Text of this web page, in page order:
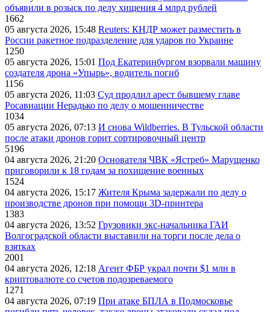
объявили в розыск по делу хищения 4 млрд рублей
1662
05 августа 2026, 15:48 Reuters: КНДР может разместить в
России ракетное подразделение для ударов по Украине
1250
05 августа 2026, 15:01 Под Екатеринбургом взорвали машину
создателя дрона «Упырь», водитель погиб
1156
05 августа 2026, 11:03 Суд продлил арест бывшему главе
Росавиации Нерадько по делу о мошенничестве
1034
05 августа 2026, 07:13 И снова Wildberries. В Тульской области
после атаки дронов горит сортировочный центр
5196
04 августа 2026, 21:20 Основателя ЧВК «Ястреб» Марущенко
приговорили к 18 годам за похищение военных
1524
04 августа 2026, 15:17 Жителя Крыма задержали по делу о
производстве дронов при помощи 3D‑принтера
1383
04 августа 2026, 13:52 Грузовики экс-начальника ГАИ
Волгоградской области выставили на торги после дела о
взятках
2001
04 августа 2026, 12:18 Агент ФБР украл почти $1 млн в
криптовалюте со счетов подозреваемого
1271
04 августа 2026, 07:19 При атаке БПЛА в Подмосковье